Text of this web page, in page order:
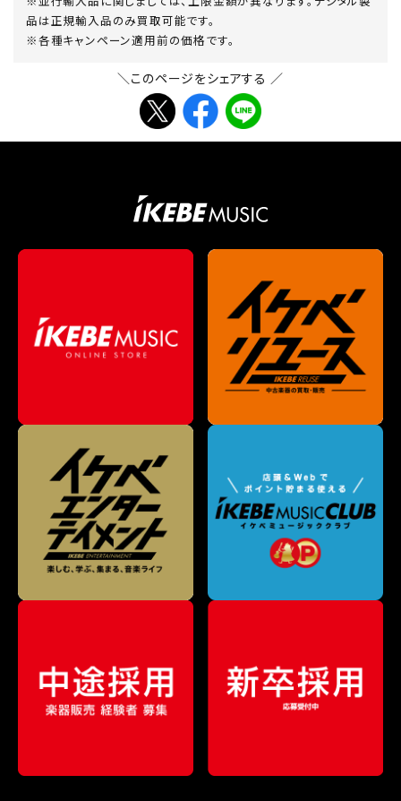
送
り
品は正規輸入品のみ買取可能です。
※各種キャンペーン適用前の価格です。
＼このページをシェアする ／